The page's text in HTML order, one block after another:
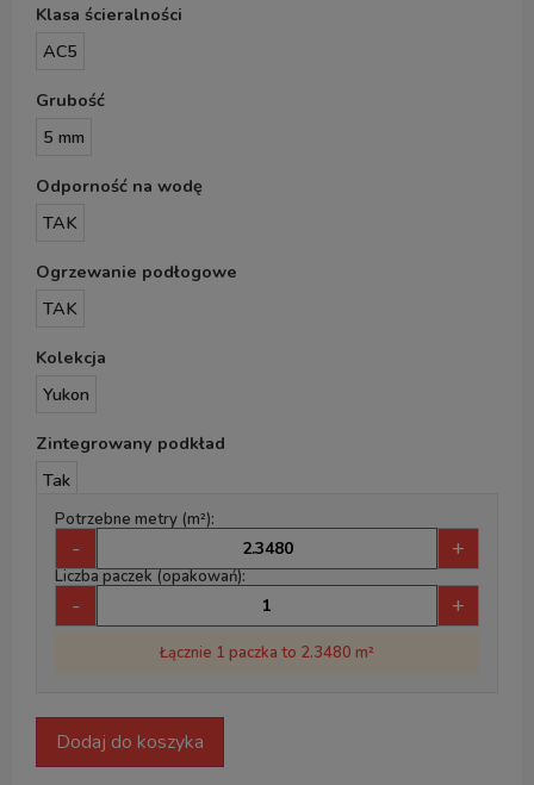
Klasa ścieralności
AC5
Grubość
5 mm
Odporność na wodę
TAK
Ogrzewanie podłogowe
TAK
Kolekcja
Yukon
Zintegrowany podkład
Tak
Potrzebne metry (m²):
- +
Liczba paczek (opakowań):
- +
Łącznie 1 paczka to 2.3480 m²
Dodaj do koszyka